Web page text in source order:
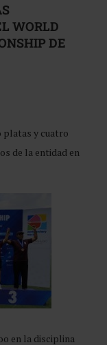
WORLD
DE
platas y cuatro
de la entidad en
en la disciplina